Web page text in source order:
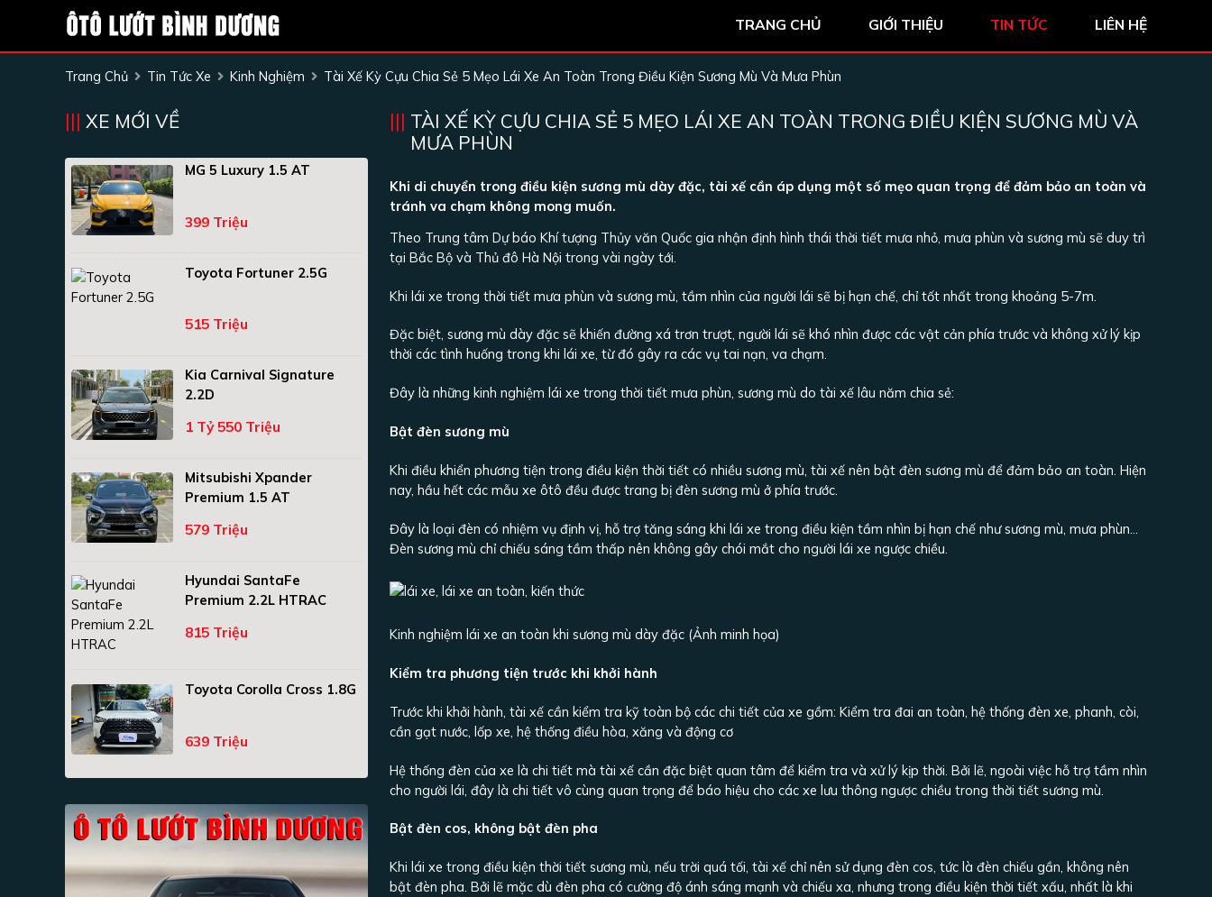
TRANG CHỦ GIỚI THIỆU TIN TỨC LIÊN HỆ
Trang Chủ Tin Tức Xe Kinh Nghiệm Tài Xế Kỳ Cựu Chia Sẻ 5 Mẹo Lái Xe An Toàn Trong Điều Kiện Sương Mù Và Mưa Phùn
TÀI XẾ KỲ CỰU CHIA SẺ 5 MẸO LÁI XE AN TOÀN TRONG ĐIỀU KIỆN SƯƠNG MÙ VÀ
MƯA PHÙN
Khi di chuyển trong điều kiện sương mù dày đặc, tài xế cần áp dụng một số mẹo quan trọng để đảm bảo an toàn và
tránh va chạm không mong muốn.
Theo Trung tâm Dự báo Khí tượng Thủy văn Quốc gia nhận định hình thái thời tiết mưa nhỏ, mưa phùn và sương mù sẽ duy trì
tại Bắc Bộ và Thủ đô Hà Nội trong vài ngày tới.
Khi lái xe trong thời tiết mưa phùn và sương mù, tầm nhìn của người lái sẽ bị hạn chế, chỉ tốt nhất trong khoảng 5-7m.
Đặc biệt, sương mù dày đặc sẽ khiến đường xá trơn trượt, người lái sẽ khó nhìn được các vật cản phía trước và không xử lý kịp
thời các tình huống trong khi lái xe, từ đó gây ra các vụ tai nạn, va chạm.
Đây là những kinh nghiệm lái xe trong thời tiết mưa phùn, sương mù do tài xế lâu năm chia sẻ:
Bật đèn sương mù
Khi điều khiển phương tiện trong điều kiện thời tiết có nhiều sương mù, tài xế nên bật đèn sương mù để đảm bảo an toàn. Hiện
nay, hầu hết các mẫu xe ôtô đều được trang bị đèn sương mù ở phía trước.
Đây là loại đèn có nhiệm vụ định vị, hỗ trợ tăng sáng khi lái xe trong điều kiện tầm nhìn bị hạn chế như sương mù, mưa phùn…
Đèn sương mù chỉ chiếu sáng tầm thấp nên không gây chói mắt cho người lái xe ngược chiều.
Kinh nghiệm lái xe an toàn khi sương mù dày đặc (Ảnh minh họa)
Kiểm tra phương tiện trước khi khởi hành
Trước khi khởi hành, tài xế cần kiểm tra kỹ toàn bộ các chi tiết của xe gồm: Kiểm tra đai an toàn, hệ thống đèn xe, phanh, còi,
cần gạt nước, lốp xe, hệ thống điều hòa, xăng và động cơ
Hệ thống đèn của xe là chi tiết mà tài xế cần đặc biệt quan tâm để kiểm tra và xử lý kịp thời. Bởi lẽ, ngoài việc hỗ trợ tầm nhìn
cho người lái, đây là chi tiết vô cùng quan trọng để báo hiệu cho các xe lưu thông ngược chiều trong thời tiết sương mù.
Bật đèn cos, không bật đèn pha
Khi lái xe trong điều kiện thời tiết sương mù, nếu trời quá tối, tài xế chỉ nên sử dụng đèn cos, tức là đèn chiếu gần, không nên
bật đèn pha. Bởi lẽ mặc dù đèn pha có cường độ ánh sáng mạnh và chiếu xa, nhưng trong điều kiện thời tiết xấu, nhất là khi
XE MỚI VỀ
MG 5 Luxury 1.5 AT
399 Triệu
Toyota Fortuner 2.5G
515 Triệu
Kia Carnival Signature
2.2D
1 Tỷ 550 Triệu
Mitsubishi Xpander
Premium 1.5 AT
579 Triệu
Hyundai SantaFe
Premium 2.2L HTRAC
815 Triệu
Toyota Corolla Cross 1.8G
639 Triệu